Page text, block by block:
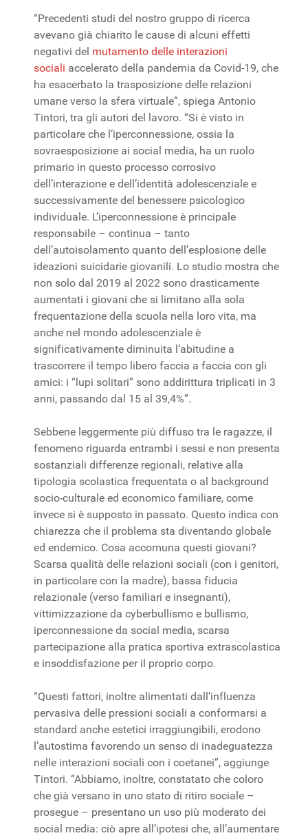
“Precedenti studi del nostro gruppo di ricerca
avevano già chiarito le cause di alcuni effetti
negativi del mutamento delle interazioni
sociali accelerato della pandemia da Covid-19, che
ha esacerbato la trasposizione delle relazioni
umane verso la sfera virtuale”, spiega Antonio
Tintori, tra gli autori del lavoro. “Si è visto in
particolare che l’iperconnessione, ossia la
sovraesposizione ai social media, ha un ruolo
primario in questo processo corrosivo
dell’interazione e dell’identità adolescenziale e
successivamente del benessere psicologico
individuale. L’iperconnessione è principale
responsabile – continua – tanto
dell’autoisolamento quanto dell’esplosione delle
ideazioni suicidarie giovanili. Lo studio mostra che
non solo dal 2019 al 2022 sono drasticamente
aumentati i giovani che si limitano alla sola
frequentazione della scuola nella loro vita, ma
anche nel mondo adolescenziale è
significativamente diminuita l’abitudine a
trascorrere il tempo libero faccia a faccia con gli
amici: i “lupi solitari” sono addirittura triplicati in 3
anni, passando dal 15 al 39,4%”.
Sebbene leggermente più diffuso tra le ragazze, il
fenomeno riguarda entrambi i sessi e non presenta
sostanziali differenze regionali, relative alla
tipologia scolastica frequentata o al background
socio-culturale ed economico familiare, come
invece si è supposto in passato. Questo indica con
chiarezza che il problema sta diventando globale
ed endemico. Cosa accomuna questi giovani?
Scarsa qualità delle relazioni sociali (con i genitori,
in particolare con la madre), bassa fiducia
relazionale (verso familiari e insegnanti),
vittimizzazione da cyberbullismo e bullismo,
iperconnessione da social media, scarsa
partecipazione alla pratica sportiva extrascolastica
e insoddisfazione per il proprio corpo.
“Questi fattori, inoltre alimentati dall’influenza
pervasiva delle pressioni sociali a conformarsi a
standard anche estetici irraggiungibili, erodono
l’autostima favorendo un senso di inadeguatezza
nelle interazioni sociali con i coetanei”, aggiunge
Tintori. “Abbiamo, inoltre, constatato che coloro
che già versano in uno stato di ritiro sociale –
prosegue – presentano un uso più moderato dei
social media: ciò apre all’ipotesi che, all’aumentare